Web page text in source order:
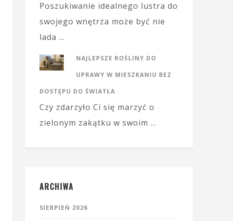
Poszukiwanie idealnego lustra do
swojego wnętrza może być nie
lada …
NAJLEPSZE ROŚLINY DO
UPRAWY W MIESZKANIU BEZ
DOSTĘPU DO ŚWIATŁA
Czy zdarzyło Ci się marzyć o
zielonym zakątku w swoim …
ARCHIWA
SIERPIEŃ 2026